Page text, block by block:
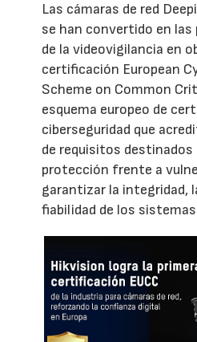
Las cámaras de red
se han convertido en
de la videovigilancia en
certificación European
Scheme on Common
esquema europeo de
ciberseguridad que
de requisitos destinados
protección frente a
garantizar la integridad,
fiabilidad de los